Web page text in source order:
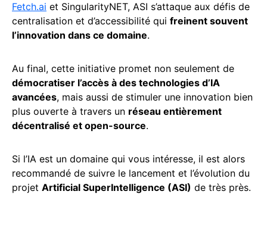
Fetch.ai et SingularityNET, ASI s’attaque aux défis de
centralisation et d’accessibilité qui freinent souvent
l’innovation dans ce domaine.
Au final, cette initiative promet non seulement de
démocratiser l’accès à des technologies d’IA
avancées, mais aussi de stimuler une innovation bien
plus ouverte à travers un réseau entièrement
décentralisé et open-source.
Si l’IA est un domaine qui vous intéresse, il est alors
recommandé de suivre le lancement et l’évolution du
projet Artificial SuperIntelligence (ASI) de très près.